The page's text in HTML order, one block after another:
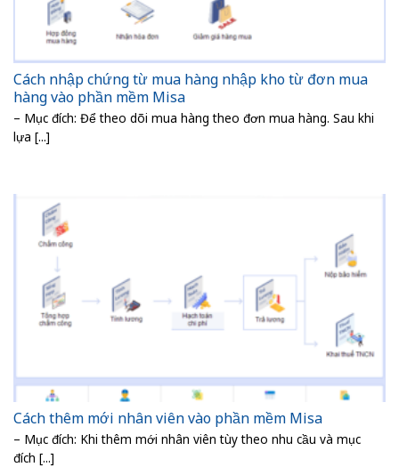
Cách nhập chứng từ mua hàng nhập kho từ đơn mua
hàng vào phần mềm Misa
– Mục đích: Để theo dõi mua hàng theo đơn mua hàng. Sau khi
lựa [...]
Cách thêm mới nhân viên vào phần mềm Misa
– Mục đích: Khi thêm mới nhân viên tùy theo nhu cầu và mục
đích [...]